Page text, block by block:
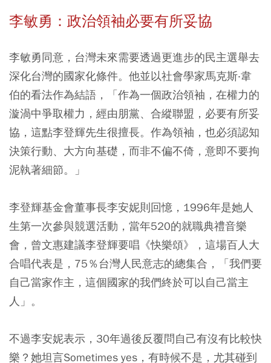
李敏勇：政治領袖必要有所妥協
李敏勇同意，台灣未來需要透過更進步的民主選舉去
深化台灣的國家化條件。他並以社會學家馬克斯‧韋
伯的看法作為結語，「作為一個政治領袖，在權力的
漩渦中爭取權力，經由朋黨、合縱聯盟，必要有所妥
協，這點李登輝先生很擅長。作為領袖，也必須認知
決策行動、大方向基礎，而非不偏不倚，意即不要拘
泥執著細節。」
李登輝基金會董事長李安妮則回憶，1996年是她人
生第一次參與競選活動，當年520的就職典禮音樂
會，曾文惠建議李登輝要唱《快樂頌》，這場百人大
合唱代表是，75％台灣人民意志的總集合，「我們要
自己當家作主，這個國家的我們終於可以自己當主
人」。
不過李安妮表示，30年過後反覆問自己有沒有比較快
樂？她坦言Sometimes yes，有時候不是，尤其碰到